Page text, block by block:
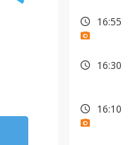
16:55
16:30
16:10